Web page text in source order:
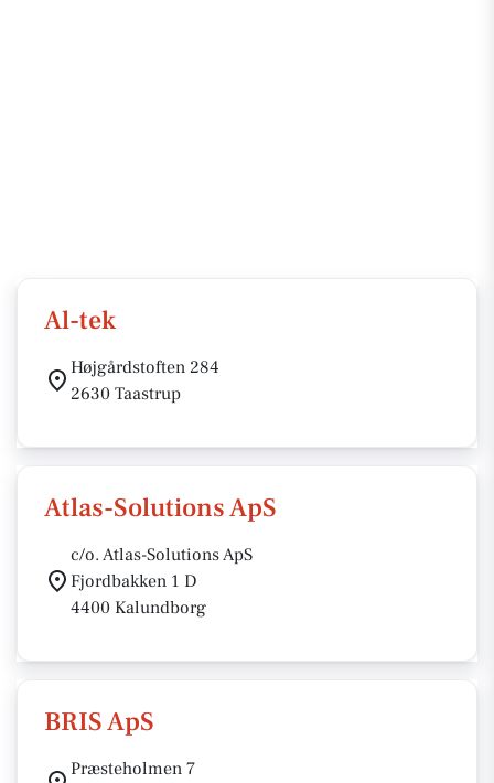
Al-tek
Højgårdstoften 284
2630 Taastrup
Atlas-Solutions ApS
c/o. Atlas-Solutions ApS
Fjordbakken 1 D
4400 Kalundborg
BRIS ApS
Præsteholmen 7